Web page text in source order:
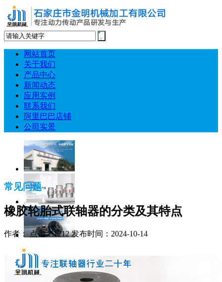
网站首页
关于我们
产品中心
新闻动态
应用实例
联系我们
阿里巴巴店铺
公司实景
常见问题
橡胶轮胎式联轴器的分类及其特点
作者： 点击：1212 发布时间：2024-10-14